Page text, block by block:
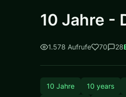
10 Jahre -
1.578 Aufrufe 70 28
10 Jahre 10 years